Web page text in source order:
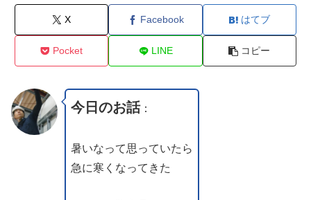
X Facebook はてブ
Pocket LINE コピー
今日のお話：
暑いなって思っていたら
急に寒くなってきた